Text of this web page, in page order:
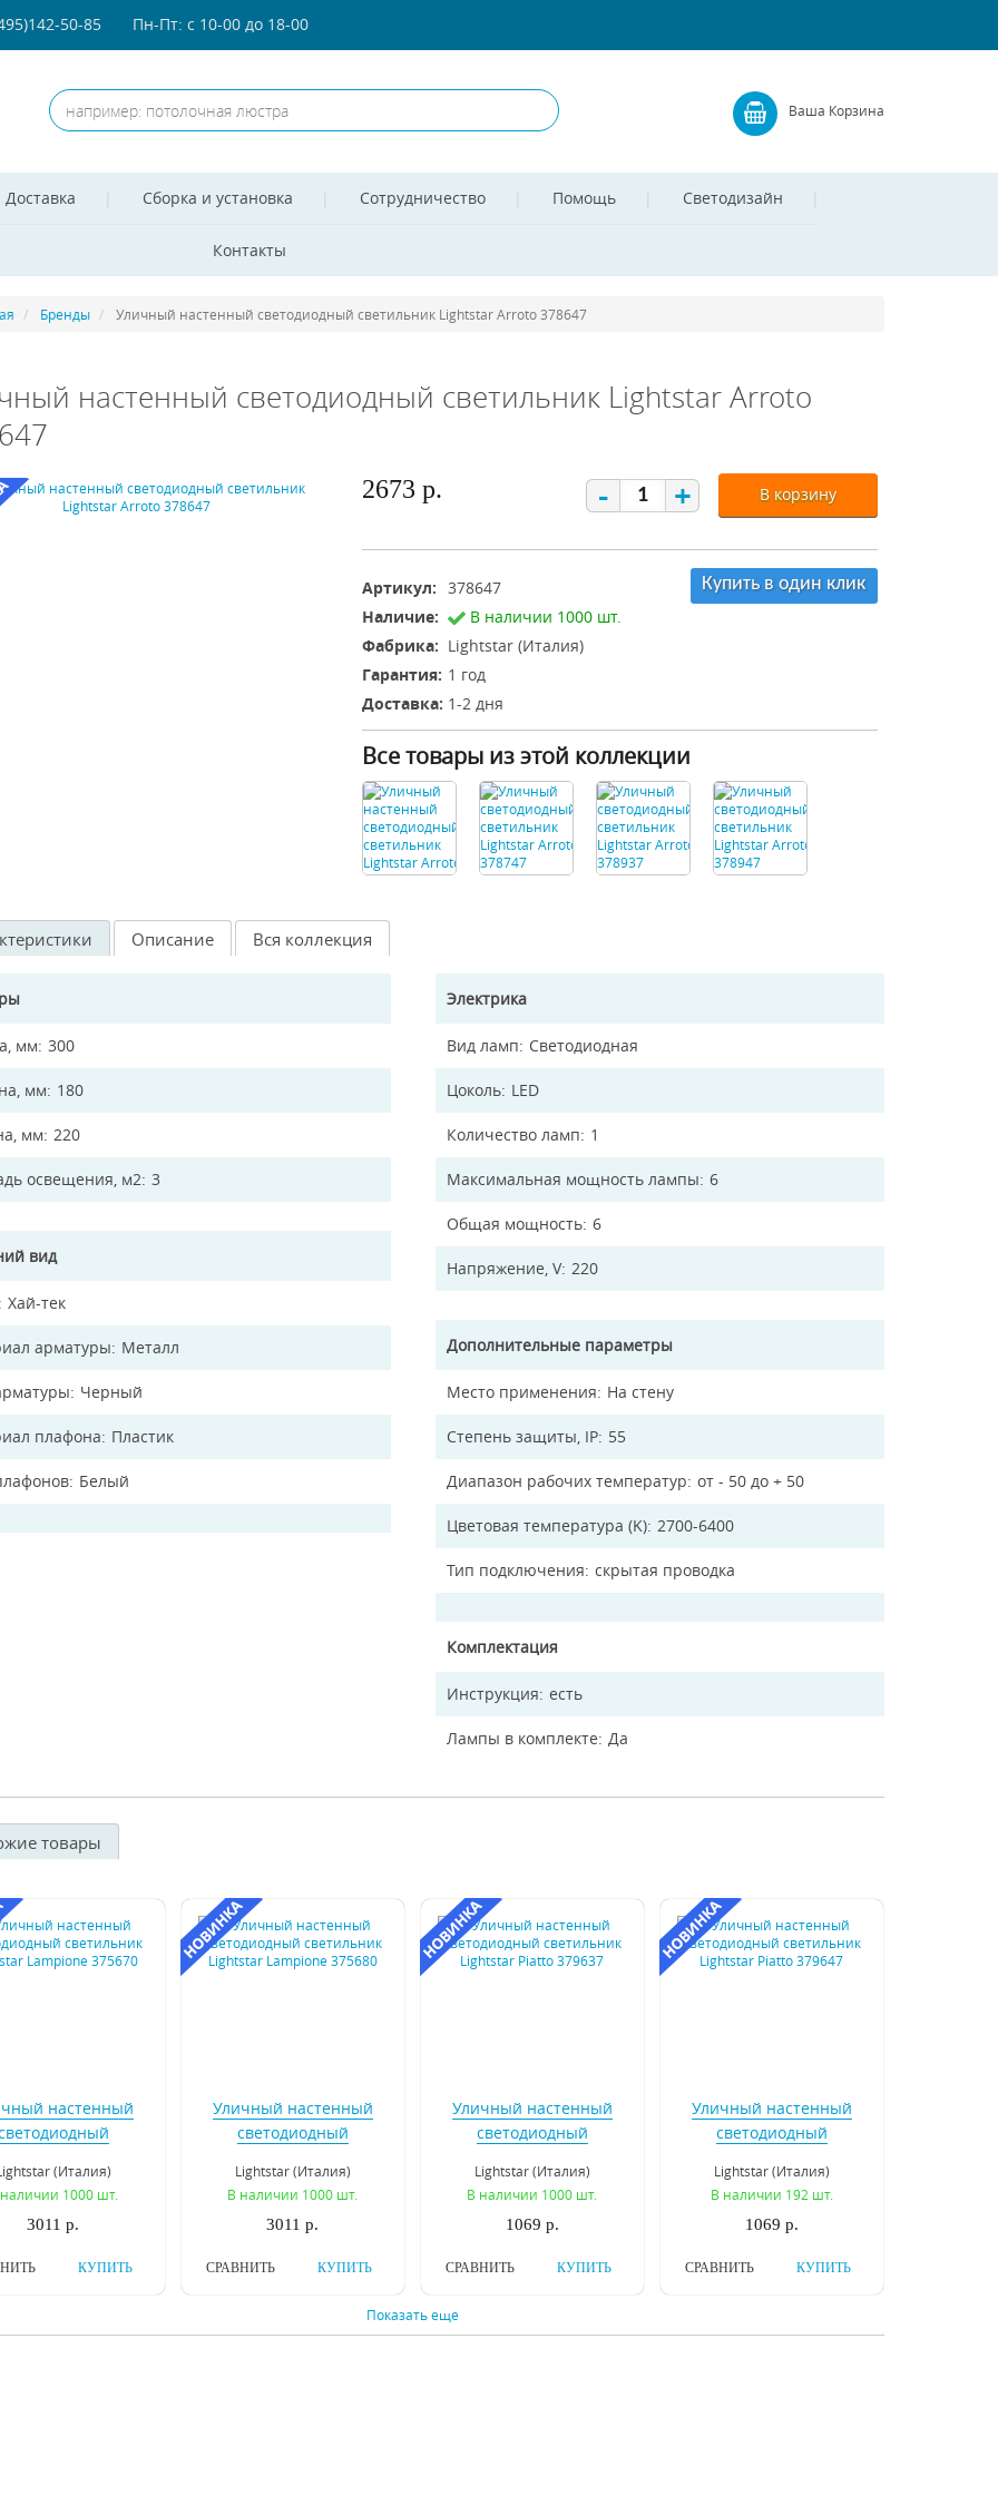
50-85 Пн-Пт: с 10-00 до 18-00
Ваша Корзина
Доставка Сборка и установка Сотрудничество Помощь Светодизайн
Контакты
Бренды Уличный настенный светодиодный светильник Lightstar Arroto 378647
настенный светодиодный светильник Lightstar Arroto
2673 р. - + В корзину
Артикул: 378647
Наличие:
В наличии 1000 шт.
Фабрика: Lightstar (Италия)
Гарантия: 1 год
Доставка: 1-2 дня
Купить в один клик
Все товары из этой коллекции
Описание Вся коллекция
мм 300
мм 180
мм 220
освещения, м2 3
вид
Хай-тек
арматуры Металл
Черный
плафона Пластик
Белый
Электрика
Вид ламп Светодиодная
Цоколь LED
Количество ламп 1
Максимальная мощность лампы 6
Общая мощность 6
Напряжение, V 220
Дополнительные параметры
Место применения На стену
Степень защиты, IP 55
Диапазон рабочих температур от - 50 до + 50
Цветовая температура (K) 2700-6400
Тип подключения скрытая проводка
Комплектация
Инструкция есть
Лампы в комплекте Да
товары
настенный
375670
(Италия)
1000 шт.
3011 р.
КУПИТЬ
Уличный настенный
светодиодный
Lampione 375680
Lightstar (Италия)
В наличии 1000 шт.
3011 р.
КУПИТЬ
СРАВНИТЬ
Уличный настенный
светодиодный
Piatto 379637
Lightstar (Италия)
В наличии 1000 шт.
1069 р.
КУПИТЬ
СРАВНИТЬ
Уличный настенный
светодиодный
Piatto 379647
Lightstar (Италия)
В наличии 192 шт.
1069 р.
КУПИТЬ
СРАВНИТЬ
Показать еще